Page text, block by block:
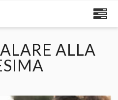
ALLA